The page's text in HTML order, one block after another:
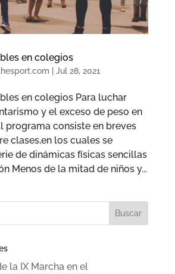
en colegios
Jul 28, 2021
en colegios Para luchar
y el exceso de peso en
programa consiste en breves
clases,en los cuales se
de dinámicas físicas sencillas
Menos de la mitad de niños y...
la IX Marcha en el